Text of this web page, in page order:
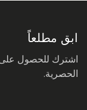
ابق مطلعاً
اشترك للحصول
الحصرية.